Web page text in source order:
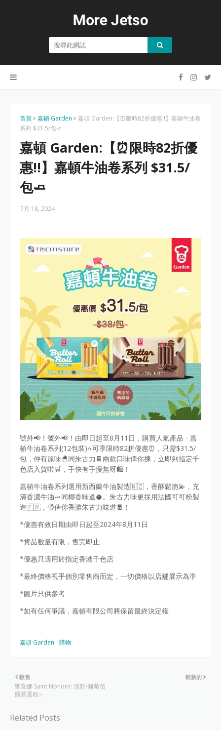
首頁 嘉頓 Garden
嘉頓 Garden:【⏰限時82折優惠‼️】嘉頓牛油卷
系列 $31.5/包🧈
嘉頓 Garden:【⏰限時82折優
惠‼️】嘉頓牛油卷系列 $31.5/
包🧈
7月 18, 2024
號外📢！號外📢！由即日起至8月11日，購買人氣產品 - 嘉
頓牛油卷系列(12包裝)⭐可享限時82折優惠⏰，只需$31.5/
包，仲有原味🐣同朱古力🍫兩款口味俾你揀，立即到指定千
色店入貨啦🛒，手快有手慢無呀🛍️！
嘉頓牛油卷系列選用新西蘭牛油製造🇳🇿，香酥鬆脆💫，充
滿香濃牛油🧈同椰香味道🥥。朱古力味更採用法國可可粉製
造🇫🇷，帶俾你香濃朱古力味道🍫！
*優惠有效日期由即日起至2024年8月11日
*貨品數量有限，售完即止
*優惠只適用於指定香港千色店
*最終價格視乎個別零售商而定，一切價格以店舖展示為準
*圖片只供參考
*如有任何爭議，嘉頓有限公司將保留最終決定權
嘉頓 Garden 購物
較新的
較舊
聖安娜 Saint Honore: 清新•雜莓伯
爵茶蛋糕✨
Related Posts